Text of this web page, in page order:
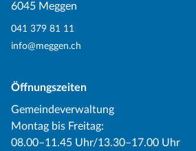
6045 Meggen
041 379 81 11
info@meggen.ch
Öffnungszeiten
Gemeindeverwaltung
Montag bis Freitag:
08.00–11.45 Uhr/13.30–17.00 Uhr